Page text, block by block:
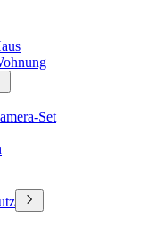
Set